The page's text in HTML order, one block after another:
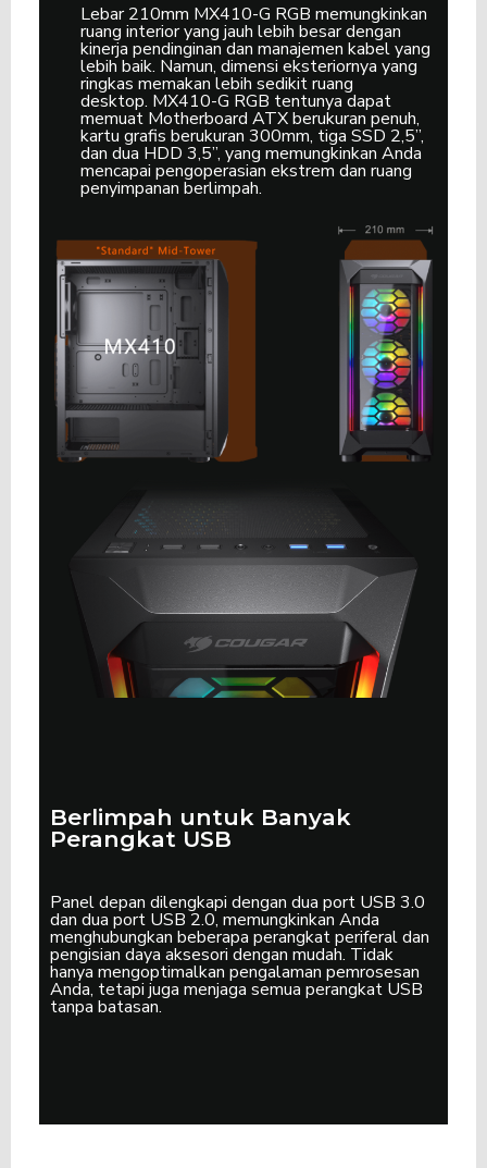
Lebar 210mm MX410-G RGB memungkinkan
ruang interior yang jauh lebih besar dengan
kinerja pendinginan dan manajemen kabel yang
lebih baik. Namun, dimensi eksteriornya yang
ringkas memakan lebih sedikit ruang
desktop. MX410-G RGB tentunya dapat
memuat Motherboard ATX berukuran penuh,
kartu grafis berukuran 300mm, tiga SSD 2,5”,
dan dua HDD 3,5”, yang memungkinkan Anda
mencapai pengoperasian ekstrem dan ruang
penyimpanan berlimpah.
Berlimpah untuk Banyak
Perangkat USB
Panel depan dilengkapi dengan dua port USB 3.0
dan dua port USB 2.0, memungkinkan Anda
menghubungkan beberapa perangkat periferal dan
pengisian daya aksesori dengan mudah. Tidak
hanya mengoptimalkan pengalaman pemrosesan
Anda, tetapi juga menjaga semua perangkat USB
tanpa batasan.